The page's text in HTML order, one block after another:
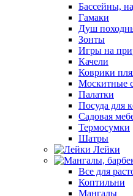
Бассейны,
Гамаки
Душ
Зонты
Игры на
Качели
Коврики
Москитные
Палатки
Посуда для
Садовая
Термосумки
Шатры
Лейки
Все для
Коптильни
Мангалы